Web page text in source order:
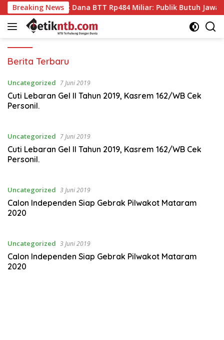
Langsung
ke
konten
Breaking News
soal Audit Dana BTT Rp484 Miliar: Publik Butuh Jawaban,
Detik
Berita Terbaru
Uncategorized 7 Juni 2019
Cuti Lebaran Gel II Tahun 2019, Kasrem 162/WB Cek
Personil.
Uncategorized 7 Juni 2019
Cuti Lebaran Gel II Tahun 2019, Kasrem 162/WB Cek
Personil.
Uncategorized 3 Juni 2019
Calon Independen Siap Gebrak Pilwakot Mataram
2020
Uncategorized 3 Juni 2019
Calon Independen Siap Gebrak Pilwakot Mataram
2020